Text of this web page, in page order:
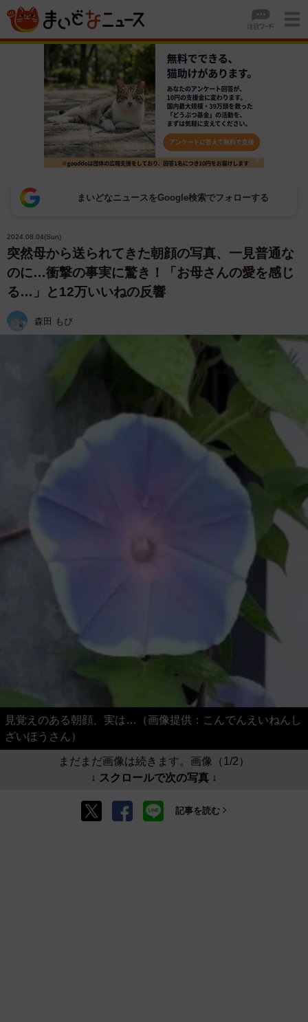
まいどなニュースをGoogle検索でフォローする
2024.08.04(Sun)
突然母から送られてきた朝顔の写真、一見普通な
のに…衝撃の事実に驚き！「お母さんの愛を感じ
る…」と12万いいねの反響
森田 もび
見覚えのある朝顔、実は…（画像提供：こんでんえいねんし
ざいほうさん）
まだまだ画像は続きます。画像（1/2）
↓ スクロールで次の写真 ↓
記事を読む